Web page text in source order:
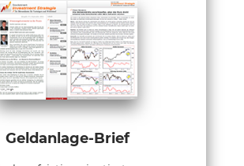
Geldanlage-Brief